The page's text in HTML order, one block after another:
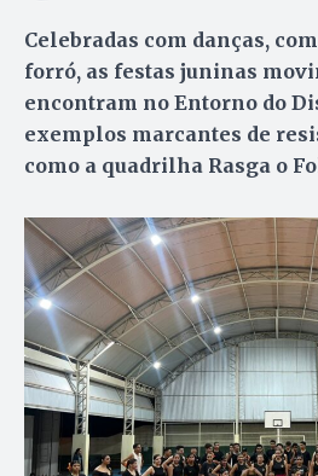
Celebradas com danças,
forró, as festas juninas
encontram no Entorno do
exemplos marcantes de
como a quadrilha Rasga o